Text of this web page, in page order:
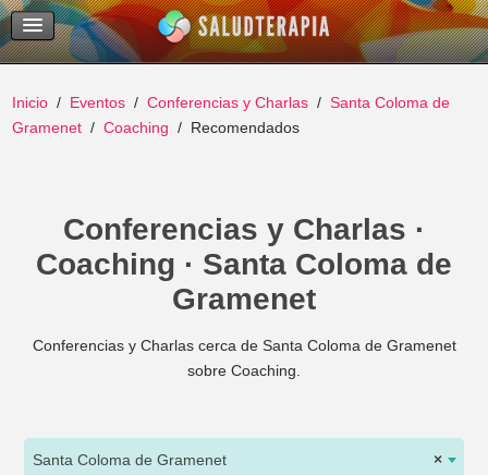
Temas Recientes
Buscar
Inicio Eventos Conferencias y Charlas
Santa Coloma de
Gramenet
Coaching Recomendados
Conferencias y Charlas ·
Coaching · Santa Coloma de
Gramenet
Conferencias y Charlas cerca de Santa Coloma de Gramenet
sobre Coaching.
×
Santa Coloma de Gramenet